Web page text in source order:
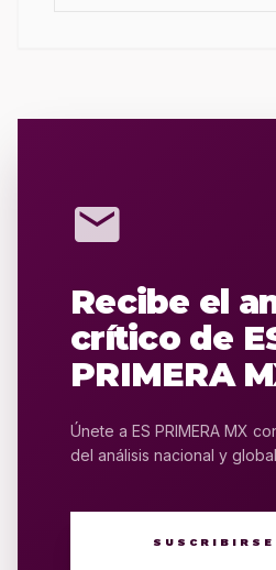
mail
Recibe el
crítico de
PRIMERA
Únete a ES PRIMERA MX
del análisis nacional y
SUSCRIBIRSE